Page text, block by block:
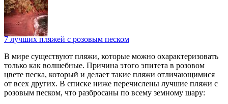
7 лучших пляжей с розовым песком
В мире существуют пляжи, которые можно охарактеризовать
только как волшебные. Причина этого эпитета в розовом
цвете песка, который и делает такие пляжи отличающимися
от всех других. В списке ниже перечислены лучшие пляжи с
розовым песком, что разбросаны по всему земному шару: